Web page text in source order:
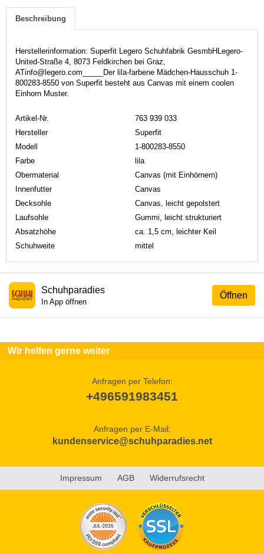
Beschreibung
Herstellerinformation: Superfit Legero Schuhfabrik GesmbHLegero-
United-Straße 4, 8073 Feldkirchen bei Graz,
ATinfo@legero.com_____Der lila-farbene Mädchen-Hausschuh 1-
800283-8550 von Superfit besteht aus Canvas mit einem coolen
Einhorn Muster.
Artikel-Nr.
763 939 033
Hersteller
Superfit
Modell
1-800283-8550
Farbe
lila
Obermaterial
Canvas (mit Einhörnern)
Innenfutter
Canvas
Decksohle
Canvas, leicht gepolstert
Laufsohle
Gummi, leicht strukturiert
Absatzhöhe
ca. 1,5 cm, leichter Keil
Schuhweite
mittel
Öffnen
Schuhparadies
In App öffnen
Wir helfen gerne weiter
Anfragen per Telefon:
+496591983451
Anfragen per E-Mail:
kundenservice@schuhparadies.net
Impressum AGB Widerrufsrecht